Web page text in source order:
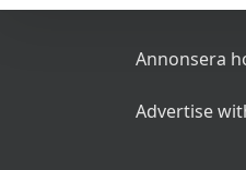
Annonsera
Advertise